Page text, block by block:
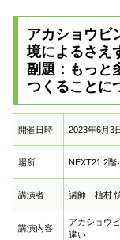
アカショウビ
境によるさえ
副題：もっと
つくることに
開催日時 2023年6月3
場所 NEXT21 2階
講演者 講師 植村
講演内容
アカショウ
違い